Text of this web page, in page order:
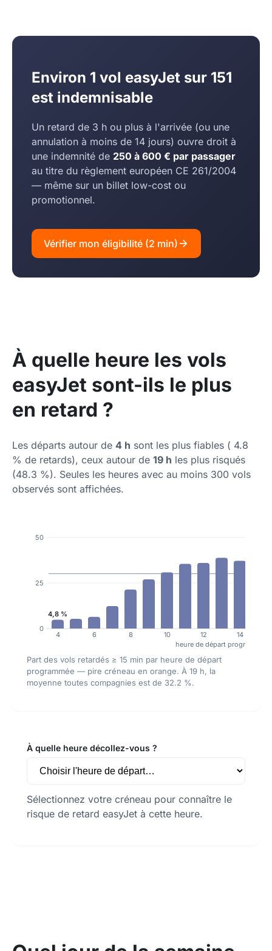
Environ 1 vol easyJet sur 151
est indemnisable
Un retard de 3 h ou plus à l'arrivée (ou une
annulation à moins de 14 jours) ouvre droit à
une indemnité de 250 à 600 € par passager
au titre du règlement européen CE 261/2004
— même sur un billet low-cost ou
promotionnel.
Vérifier mon éligibilité (2 min)
À quelle heure les vols
easyJet sont-ils le plus
en retard ?
Les départs autour de 4 h sont les plus fiables ( 4.8
% de retards), ceux autour de 19 h les plus risqués
(48.3 %). Seules les heures avec au moins 300 vols
observés sont affichées.
0
25
50
4,8 %
4 6 8 10 12
14
heure de départ programmée
Part des vols retardés ≥ 15 min par heure de départ
programmée — pire créneau en orange. À 19 h, la
moyenne toutes compagnies est de 32.2 %.
À quelle heure décollez-vous ?
Sélectionnez votre créneau pour connaître le
risque de retard easyJet à cette heure.